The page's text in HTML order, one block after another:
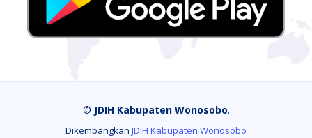
© JDIH Kabupaten Wonosobo.
Dikembangkan JDIH Kabupaten Wonosobo